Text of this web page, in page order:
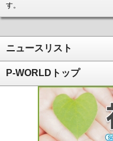
す。
ニュースリスト
P-WORLDトップ